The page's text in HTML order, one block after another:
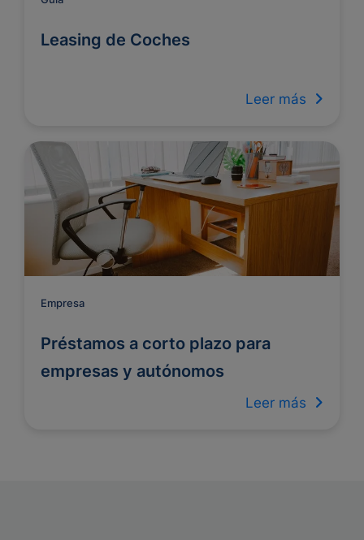
Leasing de Coches
Leer más
Empresa
Préstamos a corto plazo para
empresas y autónomos
Leer más